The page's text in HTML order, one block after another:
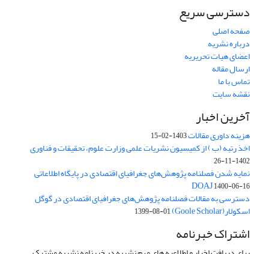
دسترسی سریع
صفحه اصلی
درباره نشریه
اعضای هیات تحریریه
ارسال مقاله
تماس با ما
نقشه سایت
آخرین اخبار
هزینه داوری مقالات1403-02-15
اخذ رتبه (ب ) از کمیسیون نشریات علمی وزارت علوم، تحقیقات و فناوری
1402-11-26
نمایه شدن فصلنامه پژوهش‌های جغرافیای اقتصادی در پایگاه اطلاعاتی
DOAJ1400-06-16
دسترسی به مقالات فصلنامه پژوهش‌های جغرافیای اقتصادی در گوگل
اسکولار(Goole Scholar) 1399-08-01
اشتراک خبرنامه